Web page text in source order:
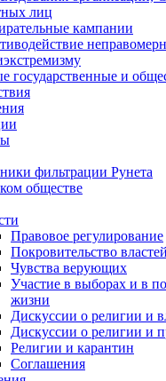
лиц
кампании
государственные и
фильтрации Рунета
обществе
Правовое регулирование
Покровительство властей
Чувства верующих
Участие в выборах и в
жизни
Дискуссии о религии и
Дискуссии о религии и
Религии и карантин
Соглашения